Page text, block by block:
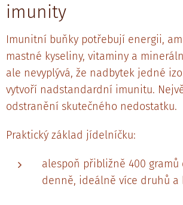
imunity
Imunitní buňky potřebují energii,
mastné kyseliny, vitaminy a
ale nevyplývá, že nadbytek jedné
vytvoří nadstandardní imunitu.
odstranění skutečného nedostatku.
Praktický základ jídelníčku:
alespoň přibližně 400 gramů
denně, ideálně více druhů a